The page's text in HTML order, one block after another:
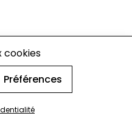
cookies
Préférences